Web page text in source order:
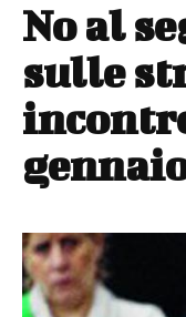
No al
sulle